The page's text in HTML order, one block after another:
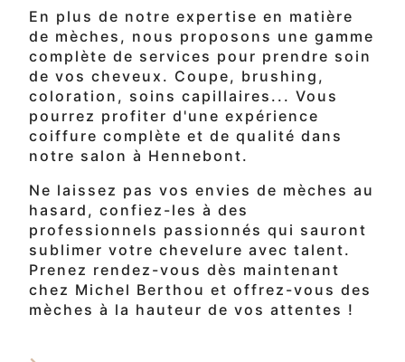
En plus de notre expertise en matière
de mèches, nous proposons une gamme
complète de services pour prendre soin
de vos cheveux. Coupe, brushing,
coloration, soins capillaires... Vous
pourrez profiter d'une expérience
coiffure complète et de qualité dans
notre salon à Hennebont.
Ne laissez pas vos envies de mèches au
hasard, confiez-les à des
professionnels passionnés qui sauront
sublimer votre chevelure avec talent.
Prenez rendez-vous dès maintenant
chez Michel Berthou et offrez-vous des
mèches à la hauteur de vos attentes !